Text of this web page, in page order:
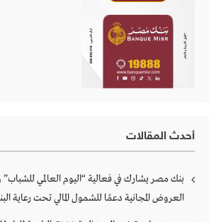
أحدث المقالات
بنك مصر يشارك في فعالية “اليوم العالمي
العروض المجانية دعمًا للشمول المالي تحت رعاية